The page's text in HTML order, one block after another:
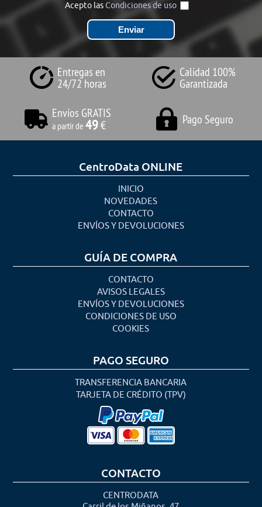
Acepto lasCondiciones de uso
Entregas en
24/72 horas
Calidad 100%
Garantizada
Envíos GRATIS
a partir de49€ Pago Seguro
CentroData ONLINE
INICIO
NOVEDADES
CONTACTO
ENVÍOS Y DEVOLUCIONES
GUÍA DE COMPRA
CONTACTO
AVISOS LEGALES
ENVÍOS Y DEVOLUCIONES
CONDICIONES DE USO
COOKIES
PAGO SEGURO
TRANSFERENCIA BANCARIA
TARJETA DE CRÉDITO (TPV)
CONTACTO
CENTRODATA